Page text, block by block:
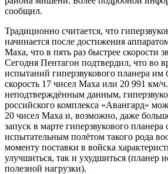
сообщил.
Традиционно считается, что
начинается после достижения
Маха, что в пять раз быстрее скорости
Сегодня Пентагон подтвердил, что во
испытаний гиперзвукового планера им
скорость 17 чисел Маха или 20 991 км/
неподтверждённым данным,
российского комплекса «Авангард»
20 чисел Маха и, возможно, даже
запуск в марте гиперзвукового
испытательным полётом такого рода
моменту поставки в войска
улучшиться, так и ухудшиться (планер
полезной нагрузки).